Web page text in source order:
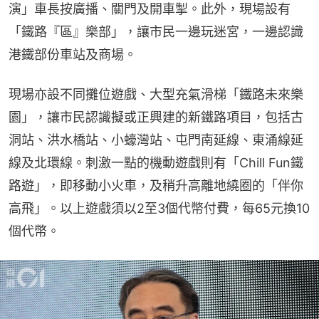
演」車長按廣播、關門及開車掣。此外，現場設有
「鐵路『區』樂部」，讓市民一邊玩迷宮，一邊認識
港鐵部份車站及商場。
現場亦設不同攤位遊戲、大型充氣滑梯「鐵路未來樂
園」，讓市民認識擬或正興建的新鐵路項目，包括古
洞站、洪水橋站、小蠔灣站、屯門南延線、東涌線延
線及北環線。刺激一點的機動遊戲則有「Chill Fun鐵
路遊」，即移動小火車，及稍升高離地繞圈的「伴你
高飛」。以上遊戲須以2至3個代幣付費，每65元換10
個代幣。